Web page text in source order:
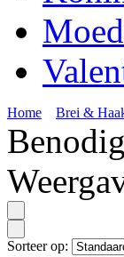
Home Brei &
Sorteer op: